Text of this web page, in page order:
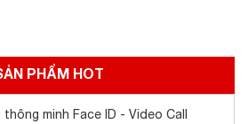
PHẨM HOT
minh Face ID - Video Call